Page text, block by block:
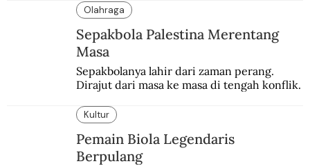
Olahraga
Sepakbola Palestina Merentang
Masa
Sepakbolanya lahir dari zaman perang.
Dirajut dari masa ke masa di tengah konflik.
Kultur
Pemain Biola Legendaris
Berpulang